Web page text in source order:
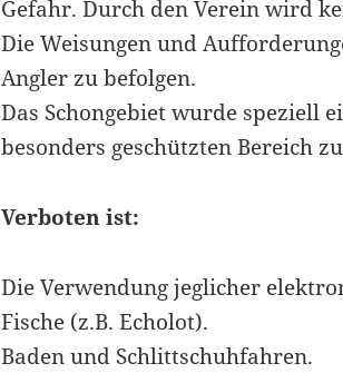
Gefahr. Durch den Verein wird
Die Weisungen und
Angler zu befolgen.
Das Schongebiet wurde speziell
besonders geschützten Bereich
Verboten ist:
Die Verwendung jeglicher
Fische (z.B. Echolot).
Baden und Schlittschuhfahren.